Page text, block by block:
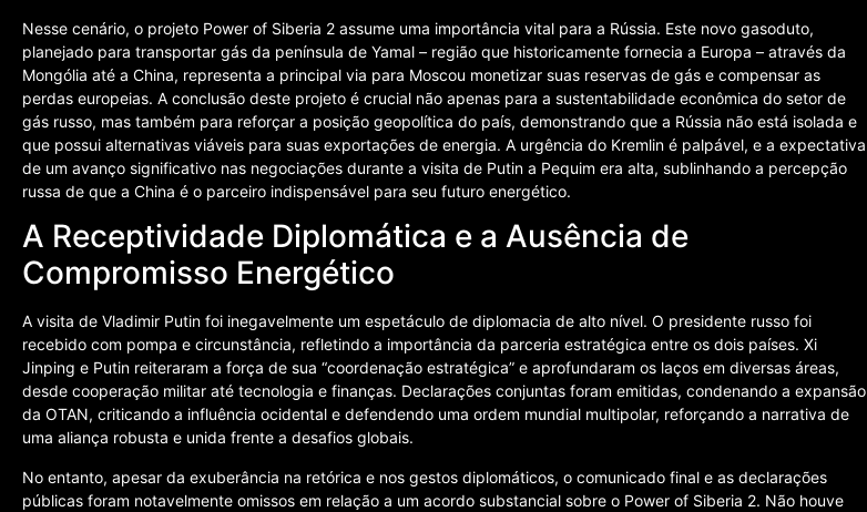
Nesse cenário, o projeto Power of Siberia 2 assume uma importância vital para a Rússia. Este novo gasoduto,
planejado para transportar gás da península de Yamal – região que historicamente fornecia a Europa – através da
Mongólia até a China, representa a principal via para Moscou monetizar suas reservas de gás e compensar as
perdas europeias. A conclusão deste projeto é crucial não apenas para a sustentabilidade econômica do setor de
gás russo, mas também para reforçar a posição geopolítica do país, demonstrando que a Rússia não está isolada e
que possui alternativas viáveis para suas exportações de energia. A urgência do Kremlin é palpável, e a expectativa
de um avanço significativo nas negociações durante a visita de Putin a Pequim era alta, sublinhando a percepção
russa de que a China é o parceiro indispensável para seu futuro energético.
A Receptividade Diplomática e a Ausência de
Compromisso Energético
A visita de Vladimir Putin foi inegavelmente um espetáculo de diplomacia de alto nível. O presidente russo foi
recebido com pompa e circunstância, refletindo a importância da parceria estratégica entre os dois países. Xi
Jinping e Putin reiteraram a força de sua “coordenação estratégica” e aprofundaram os laços em diversas áreas,
desde cooperação militar até tecnologia e finanças. Declarações conjuntas foram emitidas, condenando a expansão
da OTAN, criticando a influência ocidental e defendendo uma ordem mundial multipolar, reforçando a narrativa de
uma aliança robusta e unida frente a desafios globais.
No entanto, apesar da exuberância na retórica e nos gestos diplomáticos, o comunicado final e as declarações
públicas foram notavelmente omissos em relação a um acordo substancial sobre o Power of Siberia 2. Não houve